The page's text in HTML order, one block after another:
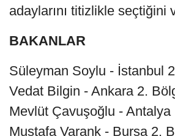
adaylarını titizlikle seçtiğini
BAKANLAR
Süleyman Soylu - İstanbul
Vedat Bilgin - Ankara 2.
Mevlüt Çavuşoğlu - Antalya
Mustafa Varank - Bursa 2.